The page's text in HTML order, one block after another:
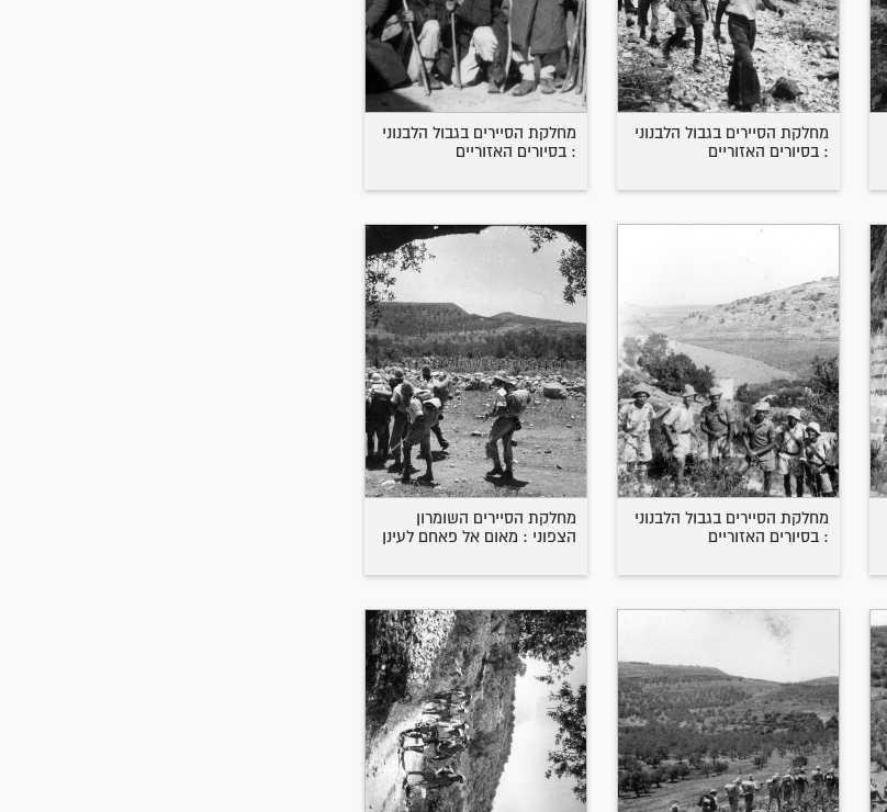
מחלקת הסיירים בגבול הלבנוני
: בסיורים האזוריים
מחלקת הסיירים בגבול הלבנוני
: בסיורים האזוריים
מחלקת הסיירים בגבול הלבנוני
: בסיורים האזוריים
מחלקת הסיירים השומרון
הצפוני : מאום אל פאחם לעינן